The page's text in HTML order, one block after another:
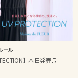
ール
】本日発売♫